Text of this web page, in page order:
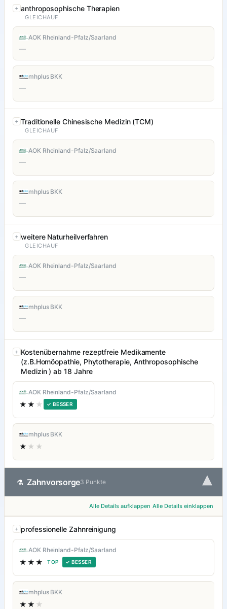
anthroposophische Therapien
GLEICHAUF
AOK Rheinland-Pfalz/Saarland
—
mhplus BKK
—
Traditionelle Chinesische Medizin (TCM)
GLEICHAUF
AOK Rheinland-Pfalz/Saarland
—
mhplus BKK
—
weitere Naturheilverfahren
GLEICHAUF
AOK Rheinland-Pfalz/Saarland
—
mhplus BKK
—
Kostenübernahme rezeptfreie Medikamente
(z.B.Homöopathie, Phytotherapie, Anthroposophische
Medizin ) ab 18 Jahre
AOK Rheinland-Pfalz/Saarland
★★ ★ ✓ BESSER
mhplus BKK
★ ★★
⚗ Zahnvorsorge3 Punkte ▾
Alle Details aufklappen Alle Details einklappen
professionelle Zahnreinigung
AOK Rheinland-Pfalz/Saarland
★★★ TOP ✓ BESSER
mhplus BKK
★★ ★